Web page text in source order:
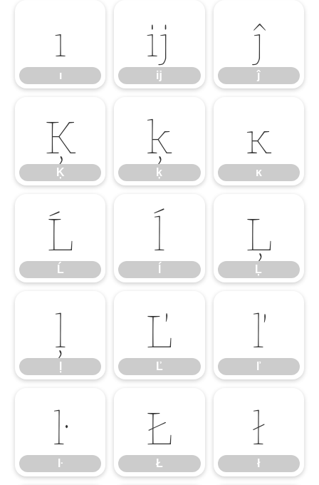
ı
ı
ĳ
ĳ
ĵ
ĵ
Ķ
Ķ
ķ
ķ
ĸ
ĸ
Ĺ
Ĺ
ĺ Ļ
Ļ
ļ Ľ
Ľ
ľ
ľ
ŀ
ŀ
Ł
Ł
ł
ł